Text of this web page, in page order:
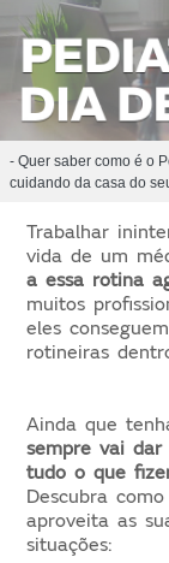
- Quer saber como é o
cuidando da casa do
Trabalhar
vida de um
a essa rotina
muitos
eles
rotineiras
Ainda que
sempre vai
tudo o que
Descubra
aproveita as
situações: